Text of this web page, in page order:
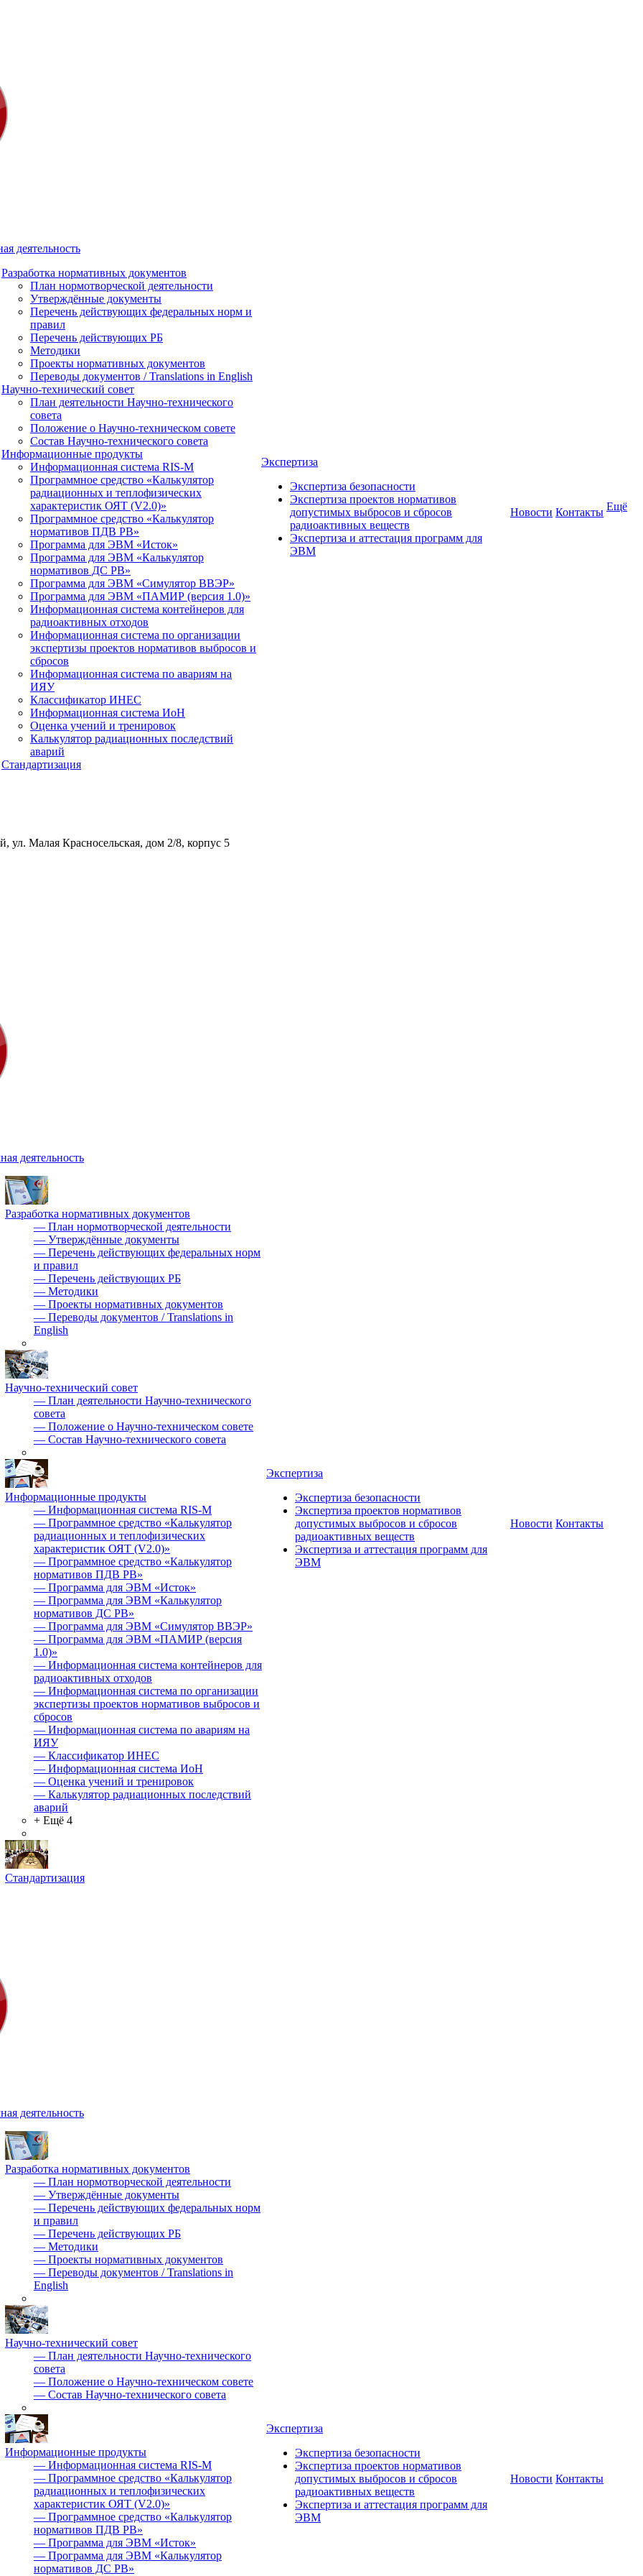
деятельность
Разработка нормативных документов
План нормотворческой деятельности
Утверждённые документы
Перечень действующих федеральных норм и
правил
Перечень действующих РБ
Методики
Проекты нормативных документов
Переводы документов / Translations in English
Научно-технический совет
План деятельности Научно-технического
совета
Положение о Научно-техническом совете
Состав Научно-технического совета
Информационные продукты
Информационная система RIS-M
Программное средство «Калькулятор
радиационных и теплофизических
характеристик ОЯТ (V2.0)»
Программное средство «Калькулятор
нормативов ПДВ РВ»
Программа для ЭВМ «Исток»
Программа для ЭВМ «Калькулятор
нормативов ДС РВ»
Программа для ЭВМ «Симулятор ВВЭР»
Программа для ЭВМ «ПАМИР (версия 1.0)»
Информационная система контейнеров для
радиоактивных отходов
Информационная система по организации
экспертизы проектов нормативов выбросов и
сбросов
Информационная система по авариям на
ИЯУ
Классификатор ИНЕС
Информационная система ИоН
Оценка учений и тренировок
Калькулятор радиационных последствий
аварий
Стандартизация
Экспертиза
Экспертиза безопасности
Экспертиза проектов нормативов
допустимых выбросов и сбросов
радиоактивных веществ
Экспертиза и аттестация программ для
ЭВМ
Новости Контакты Ещё
ул. Малая Красносельская, дом 2/8, корпус 5
деятельность
Разработка нормативных документов
— План нормотворческой деятельности
— Утверждённые документы
— Перечень действующих федеральных норм
и правил
— Перечень действующих РБ
— Методики
— Проекты нормативных документов
— Переводы документов / Translations in
English
Научно-технический совет
— План деятельности Научно-технического
совета
— Положение о Научно-техническом совете
— Состав Научно-технического совета
Информационные продукты
— Информационная система RIS-M
— Программное средство «Калькулятор
радиационных и теплофизических
характеристик ОЯТ (V2.0)»
— Программное средство «Калькулятор
нормативов ПДВ РВ»
— Программа для ЭВМ «Исток»
— Программа для ЭВМ «Калькулятор
нормативов ДС РВ»
— Программа для ЭВМ «Симулятор ВВЭР»
— Программа для ЭВМ «ПАМИР (версия
1.0)»
— Информационная система контейнеров для
радиоактивных отходов
— Информационная система по организации
экспертизы проектов нормативов выбросов и
сбросов
— Информационная система по авариям на
ИЯУ
— Классификатор ИНЕС
— Информационная система ИоН
— Оценка учений и тренировок
— Калькулятор радиационных последствий
аварий
+ Ещё 4
Стандартизация
Экспертиза
Экспертиза безопасности
Экспертиза проектов нормативов
допустимых выбросов и сбросов
радиоактивных веществ
Экспертиза и аттестация программ для
ЭВМ
Новости Контакты
деятельность
Разработка нормативных документов
— План нормотворческой деятельности
— Утверждённые документы
— Перечень действующих федеральных норм
и правил
— Перечень действующих РБ
— Методики
— Проекты нормативных документов
— Переводы документов / Translations in
English
Научно-технический совет
— План деятельности Научно-технического
совета
— Положение о Научно-техническом совете
— Состав Научно-технического совета
Информационные продукты
— Информационная система RIS-M
— Программное средство «Калькулятор
радиационных и теплофизических
характеристик ОЯТ (V2.0)»
— Программное средство «Калькулятор
нормативов ПДВ РВ»
— Программа для ЭВМ «Исток»
— Программа для ЭВМ «Калькулятор
нормативов ДС РВ»
Экспертиза
Экспертиза безопасности
Экспертиза проектов нормативов
допустимых выбросов и сбросов
радиоактивных веществ
Экспертиза и аттестация программ для
ЭВМ
Новости Контакты